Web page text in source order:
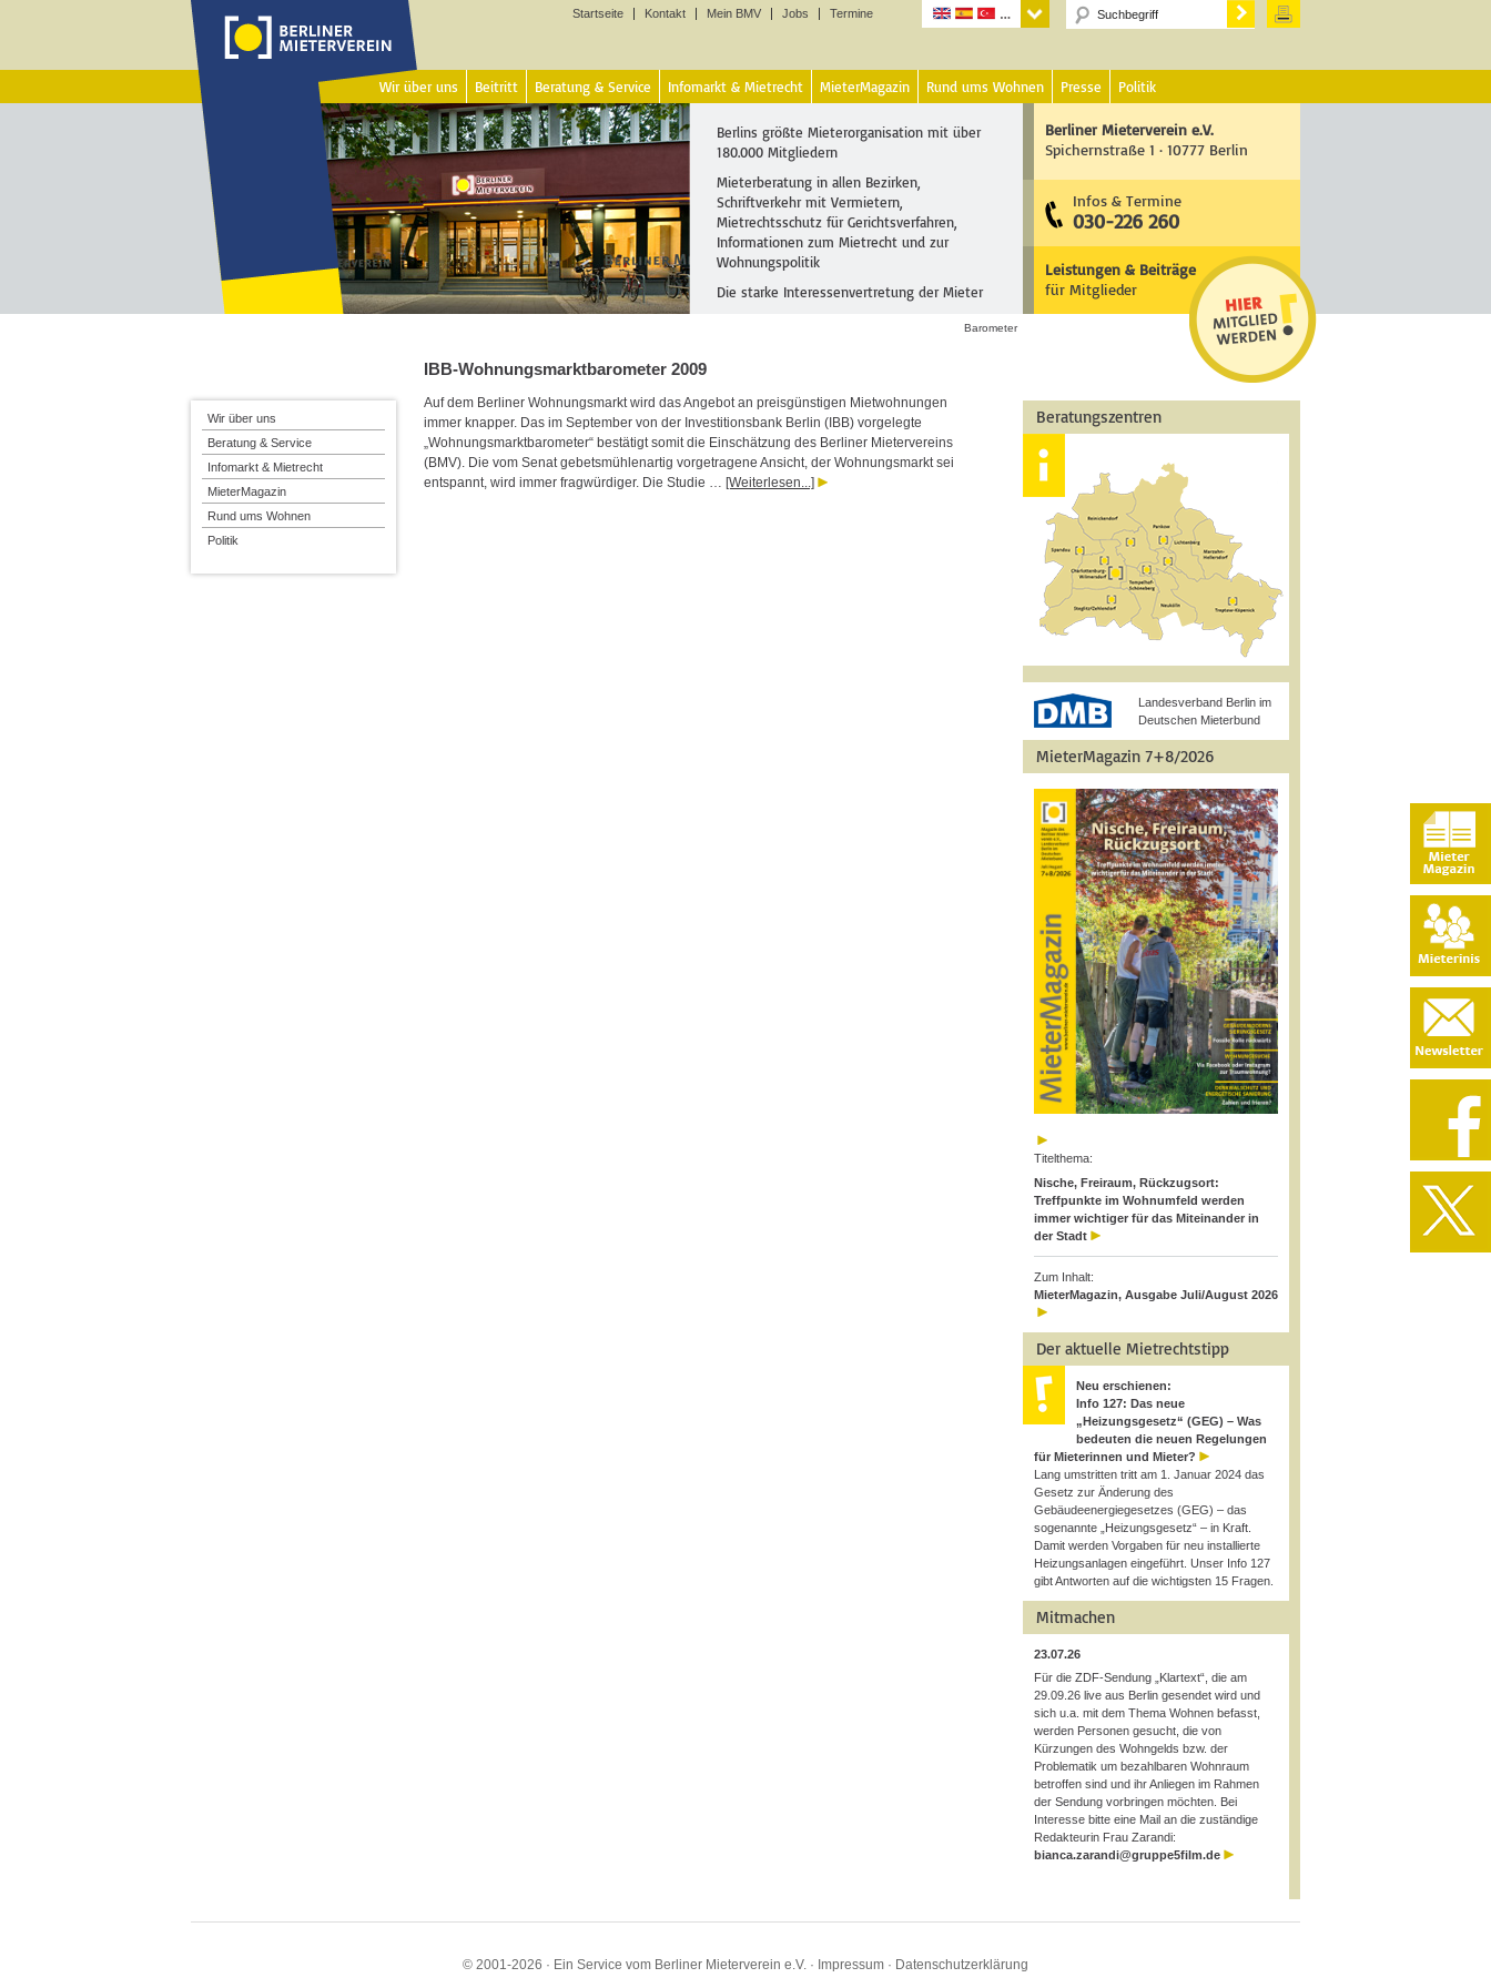
Startseite Kontakt Mein BMV Jobs Termine
Wir über uns Beitritt Beratung & Service Infomarkt & Mietrecht MieterMagazin Rund ums Wohnen Presse Politik
Berlins größte Mieterorganisation mit über
180.000 Mitgliedern
Mieterberatung in allen Bezirken,
Schriftverkehr mit Vermietern,
Mietrechtsschutz für Gerichtsverfahren,
Informationen zum Mietrecht und zur
Wohnungspolitik
Die starke Interessenvertretung der Mieter
Berliner Mieterverein e.V.
Spichernstraße 1 · 10777 Berlin
Infos & Termine
030-226 260
Leistungen & Beiträge
für Mitglieder
Barometer
IBB-Wohnungsmarktbarometer 2009
Auf dem Berliner Wohnungsmarkt wird das Angebot an preisgünstigen Mietwohnungen
immer knapper. Das im September von der Investitionsbank Berlin (IBB) vorgelegte
„Wohnungsmarktbarometer“ bestätigt somit die Einschätzung des Berliner Mietervereins
(BMV). Die vom Senat gebetsmühlenartig vorgetragene Ansicht, der Wohnungsmarkt sei
entspannt, wird immer fragwürdiger. Die Studie … [Weiterlesen...]
Beratungszentren
Landesverband Berlin im
Deutschen Mieterbund
MieterMagazin 7+8/2026
Titelthema:
Nische, Freiraum, Rückzugsort:
Treffpunkte im Wohnumfeld werden
immer wichtiger für das Miteinander in
der Stadt
Zum Inhalt:
MieterMagazin, Ausgabe Juli/August 2026
Der aktuelle Mietrechtstipp
Neu erschienen:
Info 127: Das neue
„Heizungsgesetz“ (GEG) – Was
bedeuten die neuen Regelungen
für Mieterinnen und Mieter?
Lang umstritten tritt am 1. Januar 2024 das
Gesetz zur Änderung des
Gebäudeenergiegesetzes (GEG) – das
sogenannte „Heizungsgesetz“ – in Kraft.
Damit werden Vorgaben für neu installierte
Heizungsanlagen eingeführt. Unser Info 127
gibt Antworten auf die wichtigsten 15 Fragen.
Mitmachen
23.07.26
Für die ZDF-Sendung „Klartext“, die am
29.09.26 live aus Berlin gesendet wird und
sich u.a. mit dem Thema Wohnen befasst,
werden Personen gesucht, die von
Kürzungen des Wohngelds bzw. der
Problematik um bezahlbaren Wohnraum
betroffen sind und ihr Anliegen im Rahmen
der Sendung vorbringen möchten. Bei
Interesse bitte eine Mail an die zuständige
Redakteurin Frau Zarandi:
bianca.zarandi@gruppe5film.de
Wir über uns
Beratung & Service
Infomarkt & Mietrecht
MieterMagazin
Rund ums Wohnen
Politik
© 2001-2026 · Ein Service vom Berliner Mieterverein e.V. · Impressum · Datenschutzerklärung